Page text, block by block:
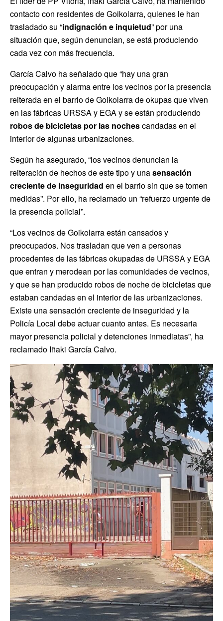
contacto con residentes de Goikolarra, quienes le han
trasladado su “indignación e inquietud” por una
situación que, según denuncian, se está produciendo
cada vez con más frecuencia.
García Calvo ha señalado que “hay una gran
preocupación y alarma entre los vecinos por la presencia
reiterada en el barrio de Goikolarra de okupas que viven
en las fábricas URSSA y EGA y se están produciendo
robos de bicicletas por las nochescandadas en el
interior de algunas urbanizaciones.
Según ha asegurado, “los vecinos denuncian la
reiteración de hechos de este tipo y unasensación
creciente de inseguridad en el barrio sin que se tomen
medidas”. Por ello, ha reclamado un “refuerzo urgente de
la presencia policial”.
“Los vecinos de Goikolarra están cansados y
preocupados. Nos trasladan que ven a personas
procedentes de las fábricas okupadas de URSSA y EGA
que entran y merodean por las comunidades de vecinos,
y que se han producido robos de noche de bicicletas que
estaban candadas en el interior de las urbanizaciones.
Existe una sensación creciente de inseguridad y la
Policía Local debe actuar cuanto antes. Es necesaria
mayor presencia policial y detenciones inmediatas”, ha
reclamado Iñaki García Calvo.